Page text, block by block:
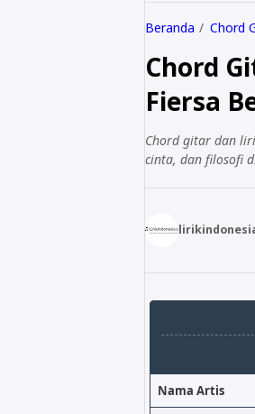
Beranda Chord
Chord
Fiersa
Chord gitar dan
cinta, dan filosofi
Nama Artis